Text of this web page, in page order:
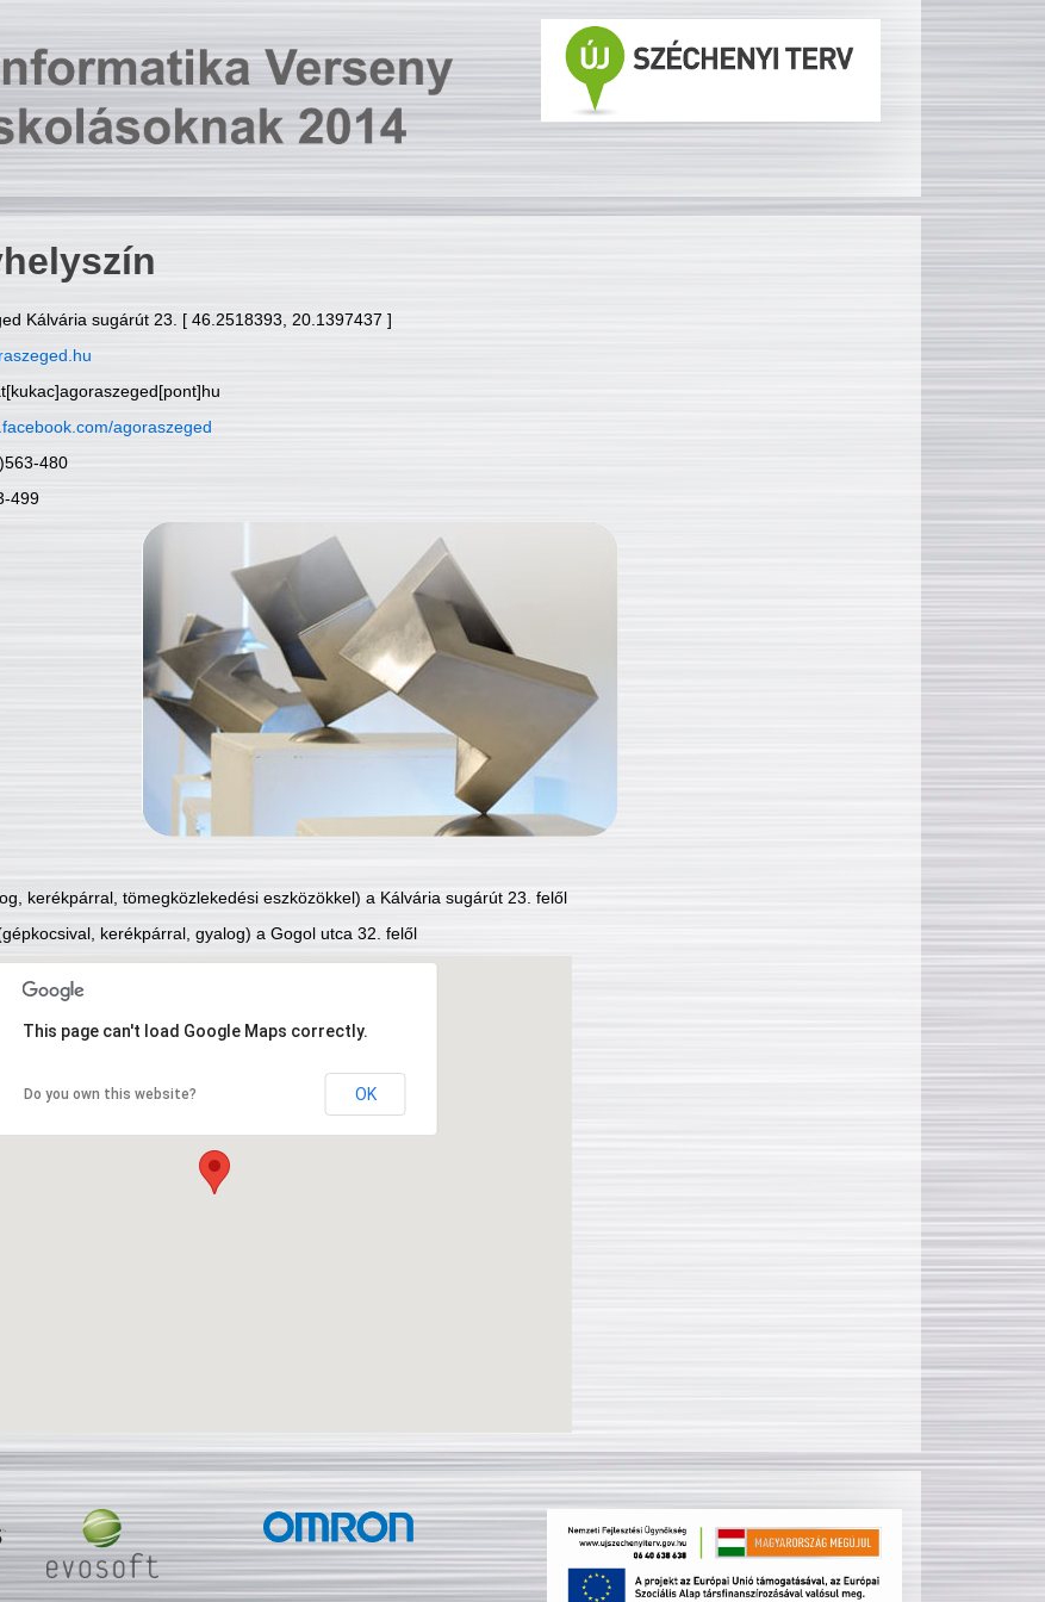
Kálvária sugárút 23. [ 46.2518393, 20.1397437 ]
agoraszeged
480
499
kerékpárral, tömegközlekedési eszközökkel) a Kálvária sugárút 23. felől
kerékpárral, gyalog) a Gogol utca 32. felől
This page can't load Google Maps correctly.
Do you own this website? OK